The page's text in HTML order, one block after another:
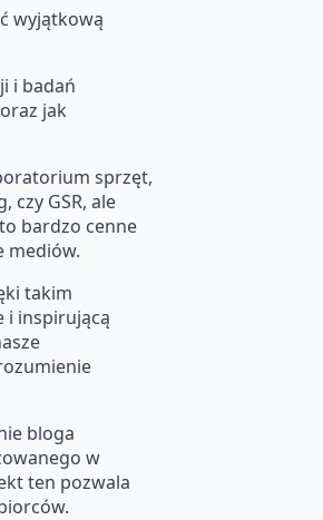
wyjątkową
i badań
jak
sprzęt,
czy GSR, ale
bardzo cenne
mediów.
takim
i inspirującą
bloga
w
ten pozwala